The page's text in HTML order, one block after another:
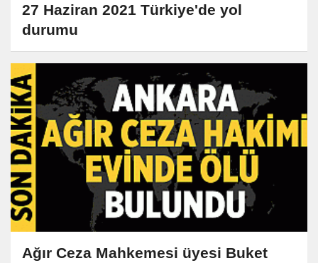
27 Haziran 2021 Türkiye'de yol
durumu
Ağır Ceza Mahkemesi üyesi Buket